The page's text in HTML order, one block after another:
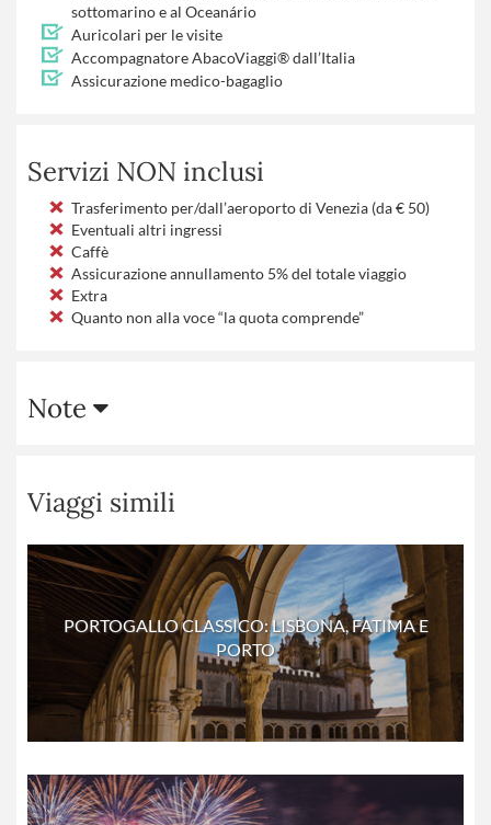
sottomarino e al Oceanário
Auricolari per le visite
Accompagnatore AbacoViaggi® dall’Italia
Assicurazione medico-bagaglio
Servizi NON inclusi
Trasferimento per/dall’aeroporto di Venezia (da € 50)
Eventuali altri ingressi
Caffè
Assicurazione annullamento 5% del totale viaggio
Extra
Quanto non alla voce “la quota comprende”
Note
Viaggi simili
PORTOGALLO CLASSICO: LISBONA, FATIMA E
PORTO